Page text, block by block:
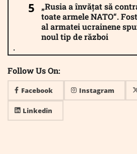
„Rusia a învățat să
toate armele NATO“.
al armatei ucrainene
noul tip de război
Follow Us On:
Facebook Instagram
Linkedin